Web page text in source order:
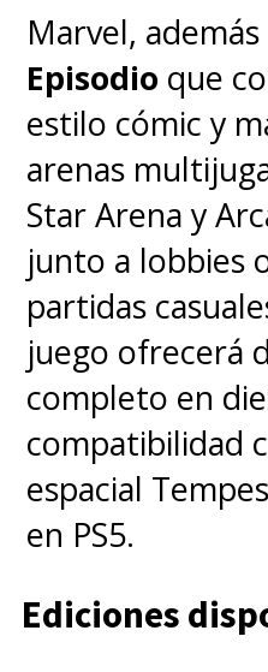
Marvel,
Episodio que
estilo cómic y
arenas
Star Arena y
junto a lobbies
partidas
juego ofrecerá
completo en
compatibilidad
espacial
en PS5.
Ediciones